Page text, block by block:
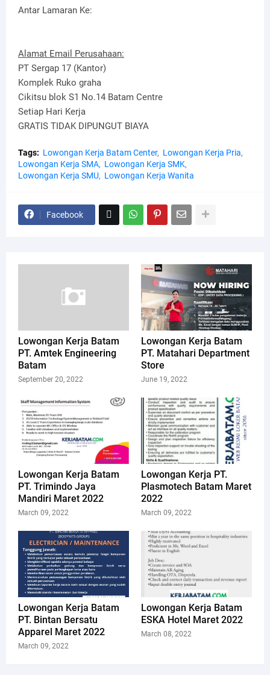
Antar Lamaran Ke:
Alamat Email Perusahaan:
PT Sergap 17 (Kantor)
Komplek Ruko graha
Cikitsu blok S1 No.14 Batam Centre
Setiap Hari Kerja
GRATIS TIDAK DIPUNGUT BIAYA
Tags: Lowongan Kerja Batam Center
Lowongan Kerja Pria
Lowongan Kerja SMA
Lowongan Kerja SMK
Lowongan Kerja SMU
Lowongan Kerja Wanita
Facebook
Lowongan Kerja Batam
PT. Amtek Engineering
Batam
September 20, 2022
Lowongan Kerja Batam
PT. Matahari Department
Store
June 19, 2022
Lowongan Kerja Batam
PT. Trimindo Jaya
Mandiri Maret 2022
March 09, 2022
Lowongan Kerja PT.
Plasmotech Batam Maret
2022
March 09, 2022
Lowongan Kerja Batam
PT. Bintan Bersatu
Apparel Maret 2022
March 09, 2022
Lowongan Kerja Batam
ESKA Hotel Maret 2022
March 08, 2022